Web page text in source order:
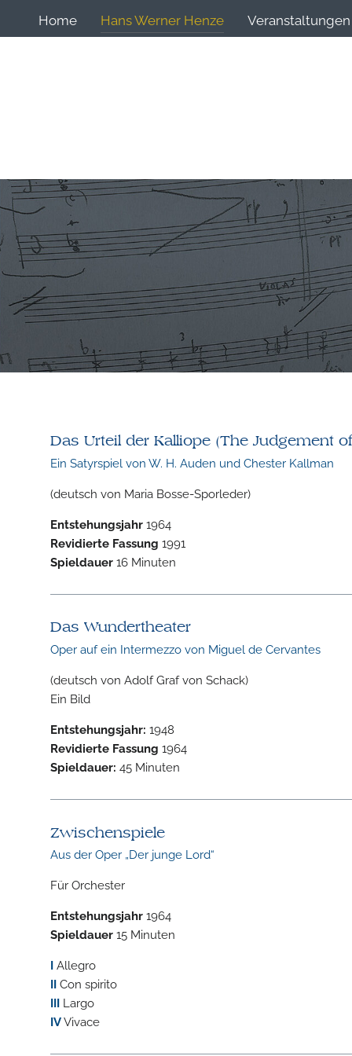
Home Hans Werner Henze Veranstaltungen
Das Urteil der Kalliope (The Judgement
Ein Satyrspiel von W. H. Auden und Chester Kallman
(deutsch von Maria Bosse-Sporleder)
Entstehungsjahr1964
Revidierte Fassung 1991
Spieldauer16 Minuten
Das Wundertheater
Oper auf ein Intermezzo von Miguel de Cervantes
(deutsch von Adolf Graf von Schack)
Ein Bild
Entstehungsjahr: 1948
Revidierte Fassung 1964
Spieldauer: 45 Minuten
Zwischenspiele
Aus der Oper „Der junge Lord“
Für Orchester
Entstehungsjahr1964
Spieldauer15 Minuten
IAllegro
IICon spirito
IIILargo
IVVivace